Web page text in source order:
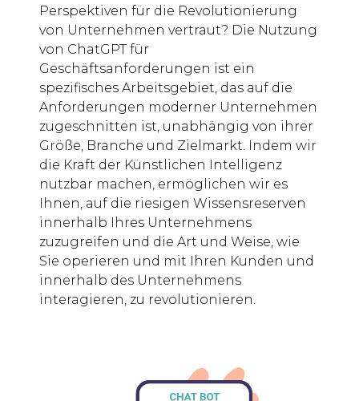
Perspektiven für die Revolutionierung
von Unternehmen vertraut? Die Nutzung
von ChatGPT für
Geschäftsanforderungen ist ein
spezifisches Arbeitsgebiet, das auf die
Anforderungen moderner Unternehmen
zugeschnitten ist, unabhängig von ihrer
Größe, Branche und Zielmarkt. Indem wir
die Kraft der Künstlichen Intelligenz
nutzbar machen, ermöglichen wir es
Ihnen, auf die riesigen Wissensreserven
innerhalb Ihres Unternehmens
zuzugreifen und die Art und Weise, wie
Sie operieren und mit Ihren Kunden und
innerhalb des Unternehmens
interagieren, zu revolutionieren.